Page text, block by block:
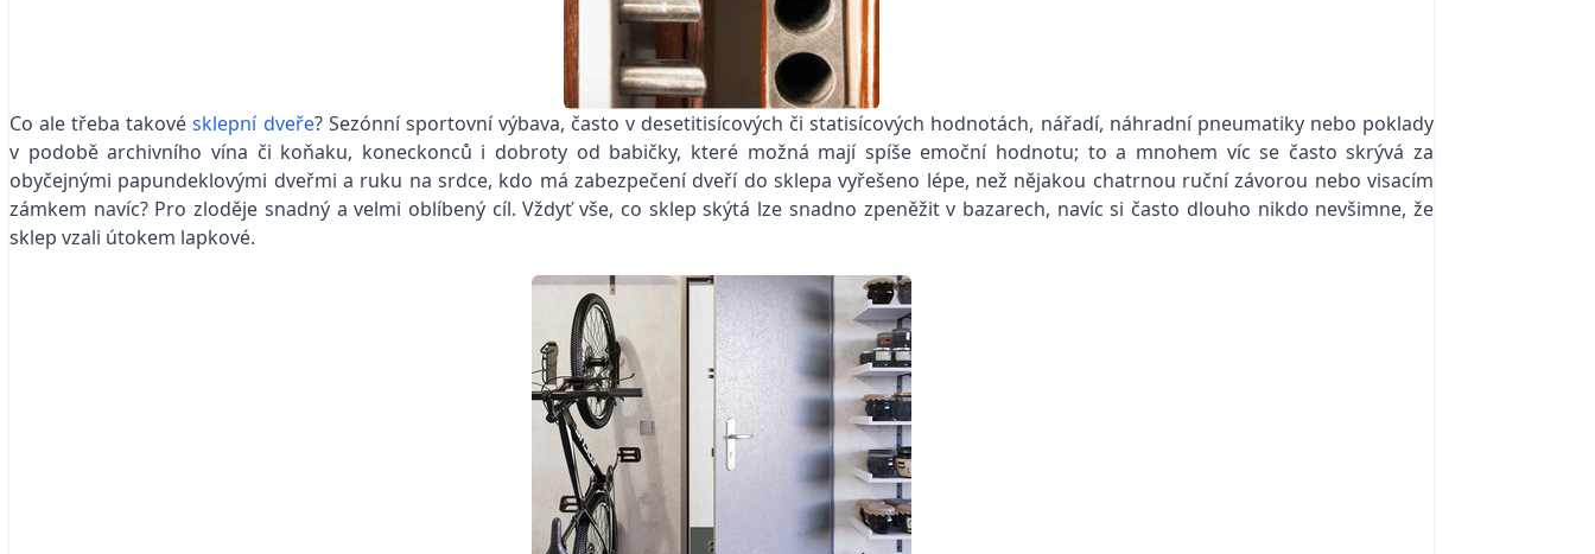
Co ale třeba takovésklepní dveře? Sezónní sportovní výbava, často v desetitisícových či statisícových hodnotách, nářadí, náhradní pneumatiky nebo poklady
v podobě archivního vína či koňaku, koneckonců i dobroty od babičky, které možná mají spíše emoční hodnotu; to a mnohem víc se často skrývá za
obyčejnými papundeklovými dveřmi a ruku na srdce, kdo má zabezpečení dveří do sklepa vyřešeno lépe, než nějakou chatrnou ruční závorou nebo visacím
zámkem navíc? Pro zloděje snadný a velmi oblíbený cíl. Vždyť vše, co sklep skýtá lze snadno zpeněžit v bazarech, navíc si často dlouho nikdo nevšimne, že
sklep vzali útokem lapkové.